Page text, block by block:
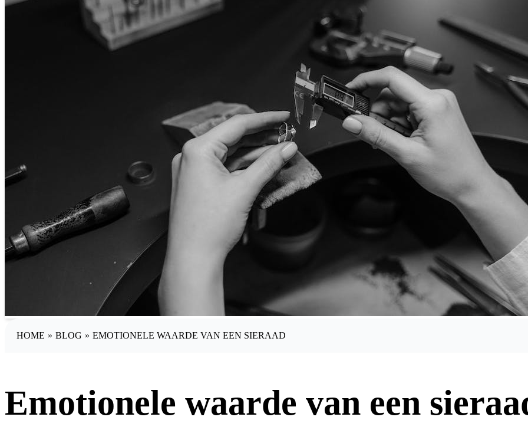
HOME » BLOG » EMOTIONELE WAARDE VAN EEN SIERAAD
Emotionele waarde van een